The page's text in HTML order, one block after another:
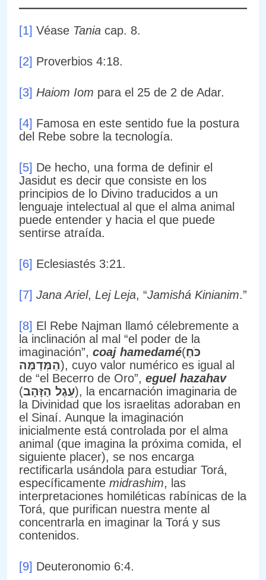
[1] Véase Tania cap. 8.
[2] Proverbios 4:18.
[3] Haiom Iom para el 25 de 2 de Adar.
[4] Famosa en este sentido fue la postura
del Rebe sobre la tecnología.
[5] De hecho, una forma de definir el
Jasidut es decir que consiste en los
principios de lo Divino traducidos a un
lenguaje intelectual al que el alma animal
puede entender y hacia el que puede
sentirse atraída.
[6] Eclesiastés 3:21.
[7] Jana Ariel, Lej Leja, “Jamishá Kinianim.”
[8] El Rebe Najman llamó célebremente a
la inclinación al mal “el poder de la
imaginación”, coaj hamedamé(כֹּחַ
הַמְּדַמֶּה), cuyo valor numérico es igual al
de “el Becerro de Oro”, eguel hazahav
(עֵגֶל הַזָּהָב), la encarnación imaginaria de
la Divinidad que los israelitas adoraban en
el Sinaí. Aunque la imaginación
inicialmente está controlada por el alma
animal (que imagina la próxima comida, el
siguiente placer), se nos encarga
rectificarla usándola para estudiar Torá,
específicamente midrashim, las
interpretaciones homiléticas rabínicas de la
Torá, que purifican nuestra mente al
concentrarla en imaginar la Torá y sus
contenidos.
[9] Deuteronomio 6:4.